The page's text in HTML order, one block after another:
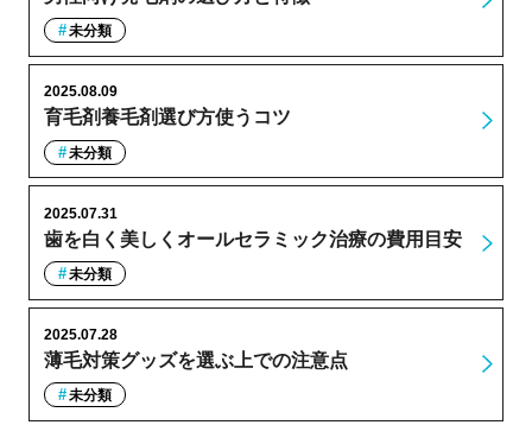
未分類
育毛剤養毛剤選び方使うコツ
2025.08.09
未分類
歯を白く美しくオールセラミック治療の費用目安
2025.07.31
未分類
薄毛対策グッズを選ぶ上での注意点
2025.07.28
未分類